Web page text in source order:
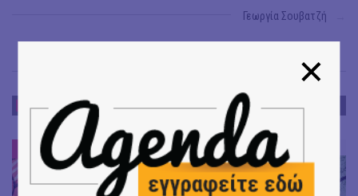
Γεωργία Σουβατζή
KIDS CLUB :: ΠΑΙΔΙΚΑ ΝΕΑ
KIDS CLUB :: ΠΑΙΔΙΚΑ ΝΕΑ